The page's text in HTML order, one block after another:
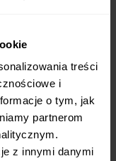
treści
i
o tym, jak
partnerom
z innymi danymi
i jabłko,
z puree i